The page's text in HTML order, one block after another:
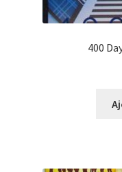
400